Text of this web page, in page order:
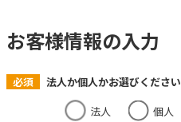
お客様情報の入力
必須
法人か個人かお選びください
法人
個人